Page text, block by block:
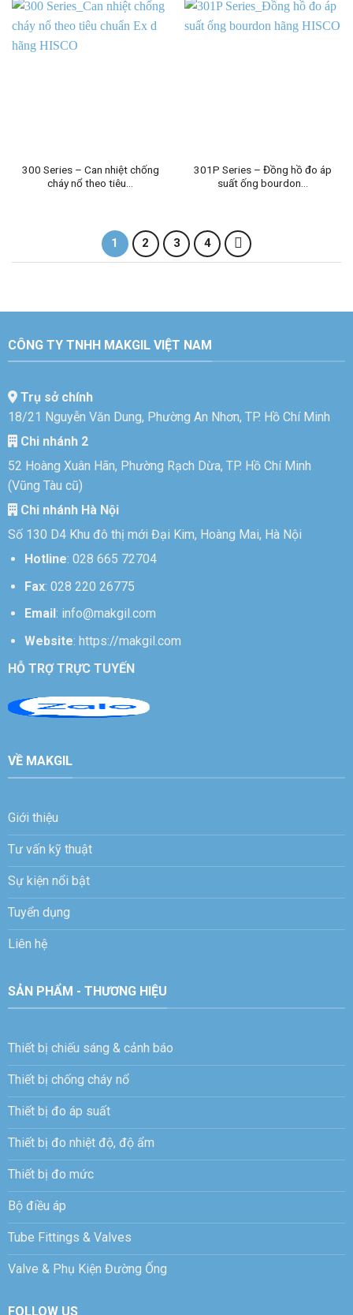
300 Series – Can nhiệt chống
cháy nổ theo tiêu…
301P Series – Đồng hồ đo áp
suất ống bourdon…
1 2 3 4
CÔNG TY TNHH MAKGIL VIỆT NAM
Trụ sở chính
18/21 Nguyễn Văn Dung, Phường An Nhơn, TP. Hồ Chí Minh
Chi nhánh 2
52 Hoàng Xuân Hãn, Phường Rạch Dừa, TP. Hồ Chí Minh
(Vũng Tàu cũ)
Chi nhánh Hà Nội
Số 130 D4 Khu đô thị mới Đại Kim, Hoàng Mai, Hà Nội
Hotline: 028 665 72704
Fax: 028 220 26775
Email : info@makgil.com
Website: https://makgil.com
HỖ TRỢ TRỰC TUYẾN
Sale 1 Sale 2
VỀ MAKGIL
Giới thiệu
Tư vấn kỹ thuật
Sự kiện nổi bật
Tuyển dụng
Liên hệ
SẢN PHẨM - THƯƠNG HIỆU
Thiết bị chiếu sáng & cảnh báo
Thiết bị chống cháy nổ
Thiết bị đo áp suất
Thiết bị đo nhiệt độ, độ ẩm
Thiết bị đo mức
Bộ điều áp
Tube Fittings & Valves
Valve & Phụ Kiện Đường Ống
FOLLOW US